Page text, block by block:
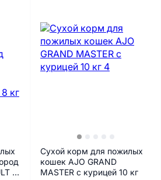
с
Сухой корм для пожилых
кошек AJO GRAND
MASTER с курицей 10 кг